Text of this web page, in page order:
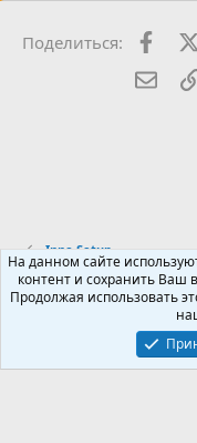
Поделиться:
Inno Setup
Russian (RU)
Политика
На данном сайте
контент и сохранить Ваш
Продолжая использовать